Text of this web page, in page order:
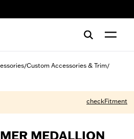
/Custom Accessories & Trim/
checkFitment
MEDALLION